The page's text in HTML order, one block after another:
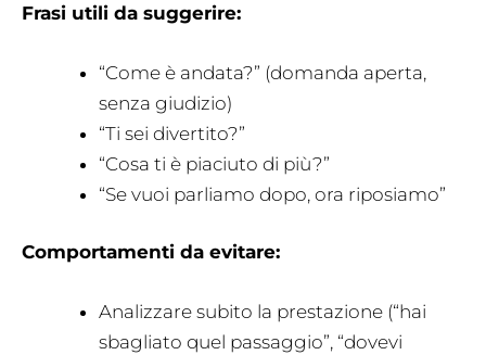
Frasi utili da suggerire:
“Come è andata?” (domanda aperta,
senza giudizio)
“Ti sei divertito?”
“Cosa ti è piaciuto di più?”
“Se vuoi parliamo dopo, ora riposiamo”
Comportamenti da evitare:
Analizzare subito la prestazione (“hai
sbagliato quel passaggio”, “dovevi